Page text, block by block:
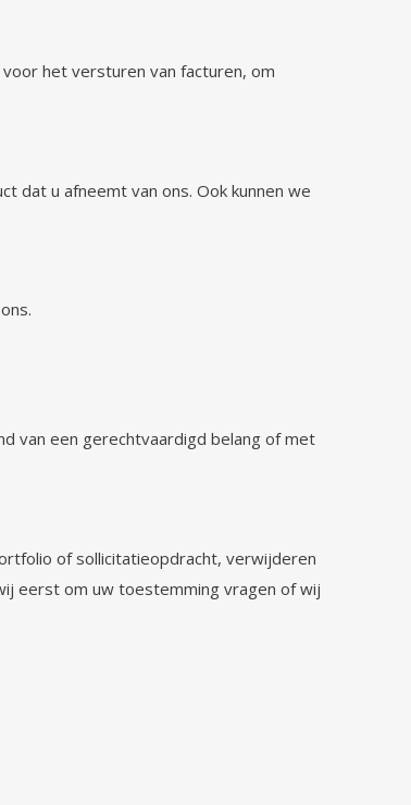
het versturen van facturen, om
dat u afneemt van ons. Ook kunnen we
van een gerechtvaardigd belang of met
of sollicitatieopdracht, verwijderen
eerst om uw toestemming vragen of wij